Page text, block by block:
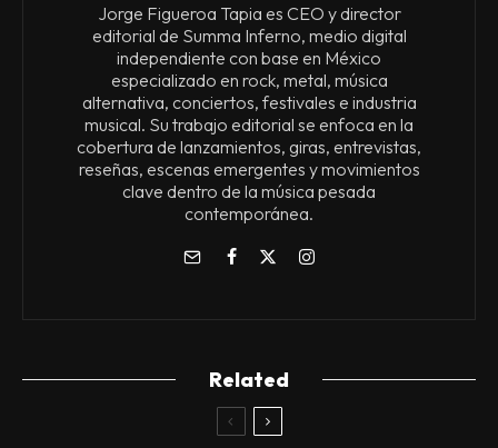
Jorge Figueroa Tapia es CEO y director
editorial de Summa Inferno, medio digital
independiente con base en México
especializado en rock, metal, música
alternativa, conciertos, festivales e industria
musical. Su trabajo editorial se enfoca en la
cobertura de lanzamientos, giras, entrevistas,
reseñas, escenas emergentes y movimientos
clave dentro de la música pesada
contemporánea.
Related